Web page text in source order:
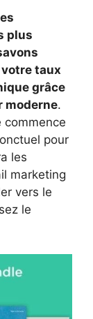
plus
taux
grâce
moderne.
commence
pour
les
marketing
vers le
le